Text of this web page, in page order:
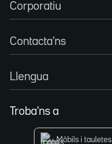
Corporatiu
Contacta'ns
Llengua
Troba'ns a
Mòbils i tauletes